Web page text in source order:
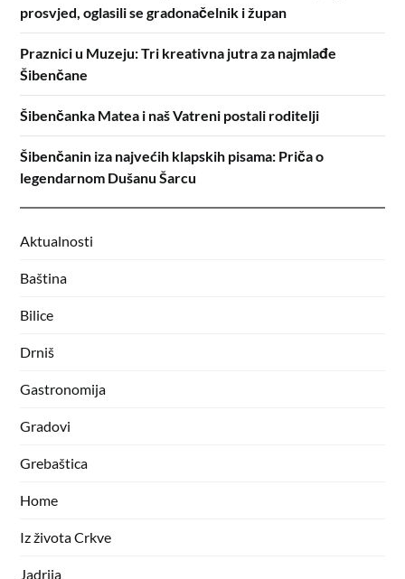
prosvjed, oglasili se gradonačelnik i župan
Praznici u Muzeju: Tri kreativna jutra za najmlađe
Šibenčane
Šibenčanka Matea i naš Vatreni postali roditelji
Šibenčanin iza najvećih klapskih pisama: Priča o
legendarnom Dušanu Šarcu
Aktualnosti
Baština
Bilice
Drniš
Gastronomija
Gradovi
Grebaštica
Home
Iz života Crkve
Jadrija